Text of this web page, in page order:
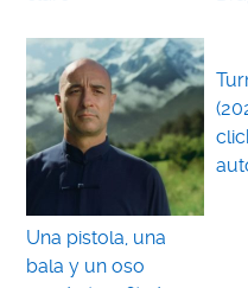
Una pistola, una
bala y un oso